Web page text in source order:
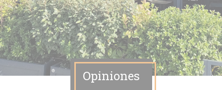
Opiniones